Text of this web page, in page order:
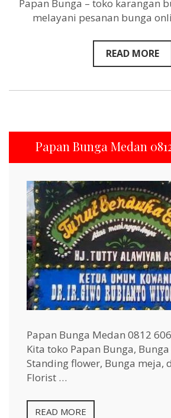
Papan Bunga – toko karangan
melayani pesanan bunga
READ MORE
Papan Bunga Medan
Papan Bunga Medan 0812
Kita toko Papan Bunga,
Standing flower, Bunga meja,
Florist …
READ MORE